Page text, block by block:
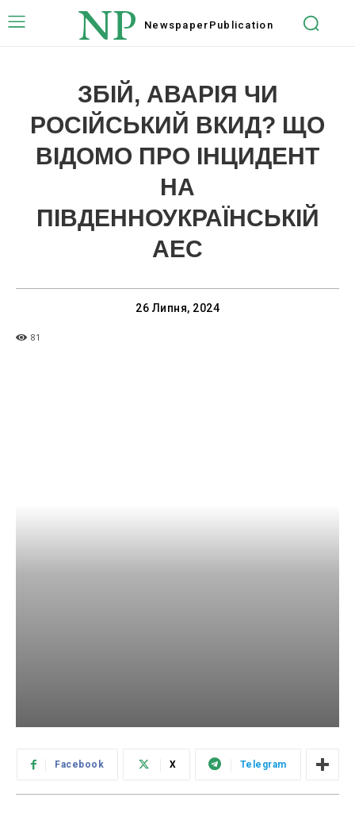
NP Newspaper Publication
ЗБІЙ, АВАРІЯ ЧИ
РОСІЙСЬКИЙ ВКИД? ЩО
ВІДОМО ПРО ІНЦИДЕНТ
НА
ПІВДЕННОУКРАЇНСЬКІЙ
АЕС
26 Липня, 2024
81
Facebook X Telegram